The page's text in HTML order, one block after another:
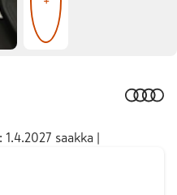
saakka |